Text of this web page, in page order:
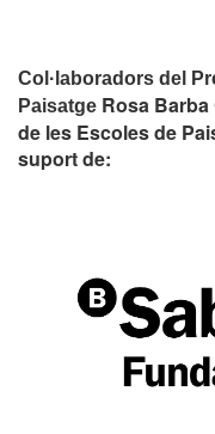
Col·laboradors del
Paisatge Rosa
de les Escoles de
suport de: